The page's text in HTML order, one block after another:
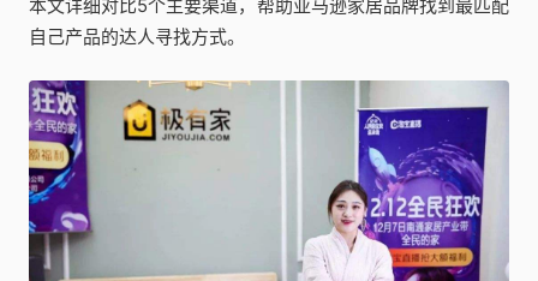
本文详细对比5个主要渠道，帮助亚马逊家居品牌找到最匹配
自己产品的达人寻找方式。